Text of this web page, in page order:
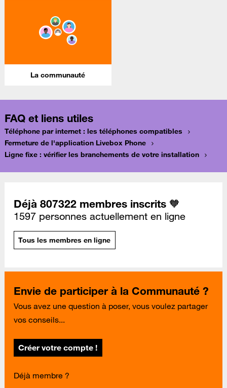
La communauté
FAQ et liens utiles
Téléphone par internet : les téléphones compatibles
Fermeture de l'application Livebox Phone
Ligne fixe : vérifier les branchements de votre installation
Déjà 807322 membres inscrits 🧡
1597 personnes actuellement en ligne
Tous les membres en ligne
Envie de participer à la Communauté ?
Vous avez une question à poser, vous voulez partager
vos conseils...
Créer votre compte !
Déjà membre ?